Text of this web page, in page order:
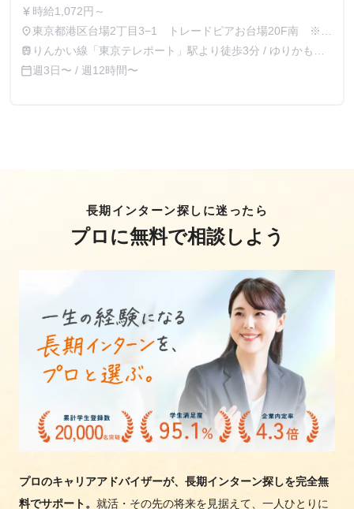
currency_yen 時給1,072円～
place東京都港区台場2丁目3−1 トレードピアお台場20F南 ※リ
モート勤務あり
train りんかい線「東京テレポート」駅より徒歩3分 / ゆりかもめ
「お台場海浜公園」駅より徒歩3分
calendar_today週3日〜 / 週12時間〜
長期インターン探しに迷ったら
プロに無料で相談しよう
プロのキャリアアドバイザーが、長期インターン探しを完全無
料でサポート。 就活・その先の将来を見据えて、一人ひとりに